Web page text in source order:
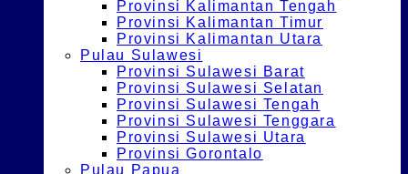
Provinsi Kalimantan Tengah
Provinsi Kalimantan Timur
Provinsi Kalimantan Utara
Pulau Sulawesi
Provinsi Sulawesi Barat
Provinsi Sulawesi Selatan
Provinsi Sulawesi Tengah
Provinsi Sulawesi Tenggara
Provinsi Sulawesi Utara
Provinsi Gorontalo
Pulau Papua